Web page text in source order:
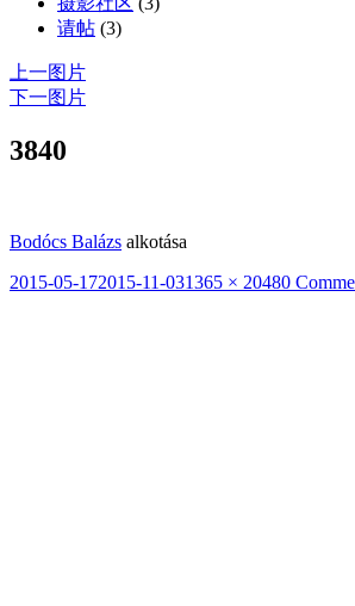
请帖 (3)
上一图片
下一图片
3840
Bodócs Balázs alkotása
发
2015-05-172015-11-03原
1365 × 20480